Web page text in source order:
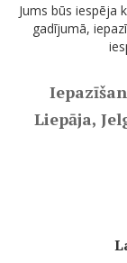
Jums būs iespēja
gadījumā,
Liepāja,